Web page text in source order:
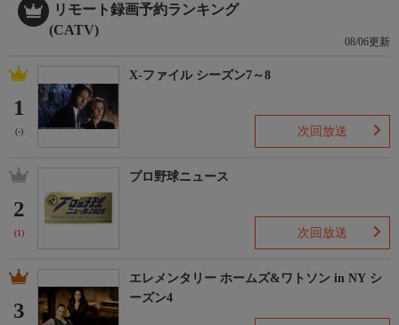
リモート録画予約ランキング
(CATV)
08/06更新
1
(-)
X-ファイル シーズン7～8
次回放送
2
(1)
プロ野球ニュース
次回放送
3
エレメンタリー ホームズ&ワトソン in NY シ
ーズン4